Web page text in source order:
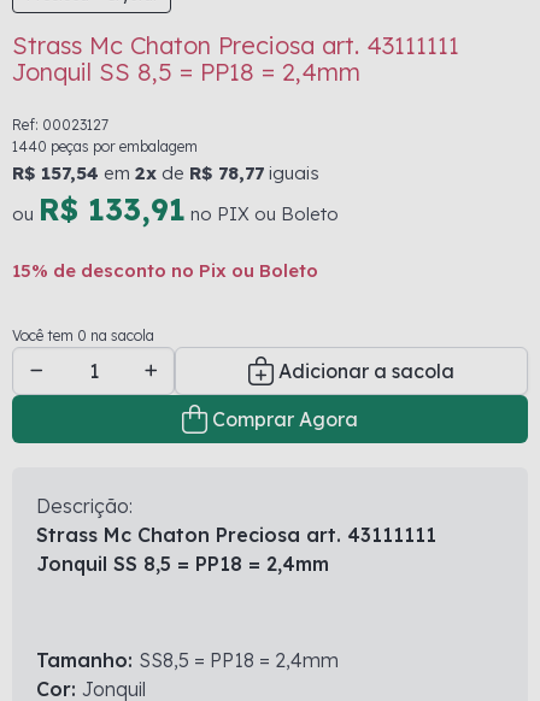
Strass Mc Chaton Preciosa art. 43111111
Jonquil SS 8,5 = PP18 = 2,4mm
Ref: 00023127
1440 peças por embalagem
R$ 157,54 em 2x de R$ 78,77 iguais
ou R$ 133,91 no PIX ou Boleto
15% de desconto no Pix ou Boleto
Você tem 0 na sacola
Adicionar a sacola
Comprar Agora
Descrição:
Strass Mc Chaton Preciosa art. 43111111
Jonquil SS 8,5 = PP18 = 2,4mm
Tamanho: SS8,5 = PP18 = 2,4mm
Cor: Jonquil